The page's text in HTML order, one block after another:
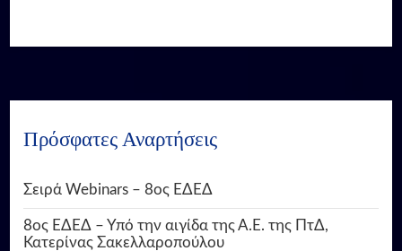
Πρόσφατες Αναρτήσεις
Σειρά Webinars – 8ος ΕΔΕΔ
8ος ΕΔΕΔ – Υπό την αιγίδα της Α.Ε. της ΠτΔ,
Κατερίνας Σακελλαροπούλου